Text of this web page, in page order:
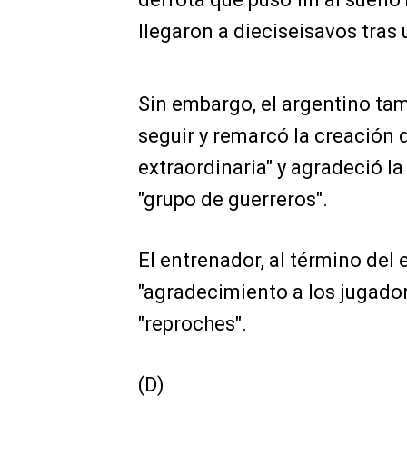
llegaron a dieciseisavos
Sin embargo, el argentino
seguir y remarcó la creación
extraordinaria" y agradeció
"grupo de guerreros".
El entrenador, al término del
"agradecimiento a los
"reproches".
(D)